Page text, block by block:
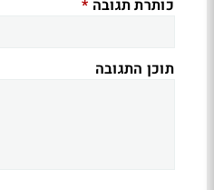
כותרת תגובה *
תוכן התגובה